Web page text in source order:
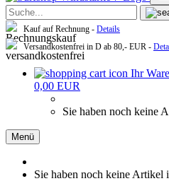
Kauf auf Rechnung - Details
Versandkostenfrei in D ab 80,- EUR -
Ihr
0,00 EUR
Sie haben noch keine
Menü
Sie haben noch keine Artikel